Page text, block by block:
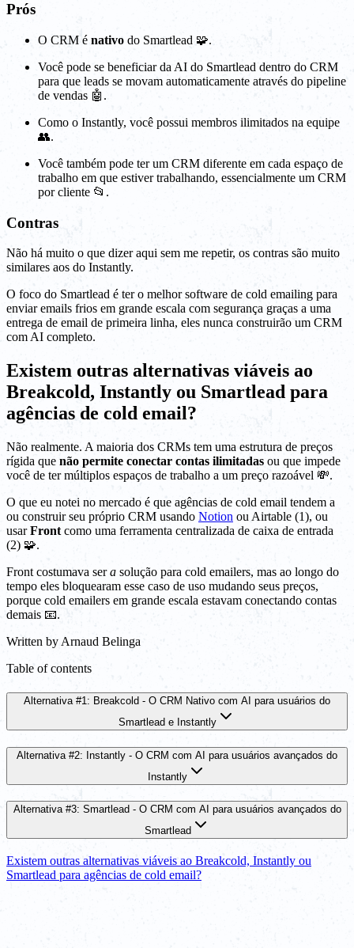
Prós
O CRM é nativo do Smartlead 🧩.
Você pode se beneficiar da AI do Smartlead dentro do CRM
para que leads se movam automaticamente através do pipeline
de vendas 🤖.
Como o Instantly, você possui membros ilimitados na equipe
👥.
Você também pode ter um CRM diferente em cada espaço de
trabalho em que estiver trabalhando, essencialmente um CRM
por cliente 📂.
Contras
Não há muito o que dizer aqui sem me repetir, os contras são muito
similares aos do Instantly.
O foco do Smartlead é ter o melhor software de cold emailing para
enviar emails frios em grande escala com segurança graças a uma
entrega de email de primeira linha, eles nunca construirão um CRM
com AI completo.
Existem outras alternativas viáveis ao
Breakcold, Instantly ou Smartlead para
agências de cold email?
Não realmente. A maioria dos CRMs tem uma estrutura de preços
rígida que não permite conectar contas ilimitadas ou que impede
você de ter múltiplos espaços de trabalho a um preço razoável 💸.
O que eu notei no mercado é que agências de cold email tendem a
ou construir seu próprio CRM usando Notion ou Airtable (1), ou
usarFront como uma ferramenta centralizada de caixa de entrada
(2) 🧩.
Front costumava sera solução para cold emailers, mas ao longo do
tempo eles bloquearam esse caso de uso mudando seus preços,
porque cold emailers em grande escala estavam conectando contas
demais 📧.
Written by Arnaud Belinga
Table of contents
Alternativa #1: Breakcold - O CRM Nativo com AI para usuários do
Smartlead e Instantly
Alternativa #2: Instantly - O CRM com AI para usuários avançados do
Instantly
Alternativa #3: Smartlead - O CRM com AI para usuários avançados do
Smartlead
Existem outras alternativas viáveis ao Breakcold, Instantly ou
Smartlead para agências de cold email?